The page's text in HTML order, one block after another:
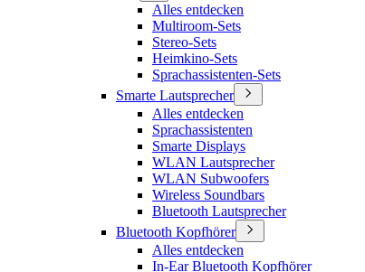
Alles entdecken
Multiroom-Sets
Stereo-Sets
Heimkino-Sets
Sprachassistenten-Sets
Smarte Lautsprecher
Alles entdecken
Sprachassistenten
Smarte Displays
WLAN Lautsprecher
WLAN Subwoofers
Wireless Soundbars
Bluetooth Lautsprecher
Bluetooth Kopfhörer
Alles entdecken
In-Ear Bluetooth Kopfhörer